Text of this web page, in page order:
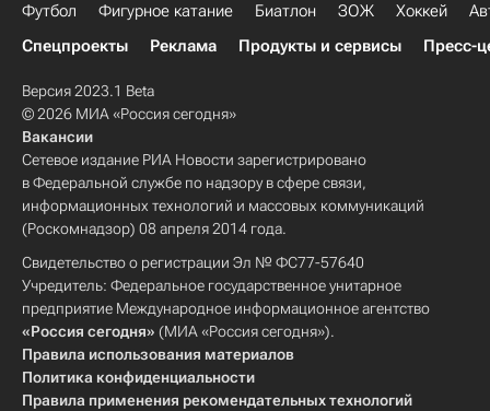
Футбол Фигурное катание Биатлон ЗОЖ Хоккей
Спецпроекты
Реклама Продукты и сервисы Пресс-
Версия 2023.1 Beta
© 2026 МИА «Россия сегодня»
Вакансии
Сетевое издание РИА Новости зарегистрировано
в Федеральной службе по надзору в сфере связи,
информационных технологий и массовых коммуникаций
(Роскомнадзор) 08 апреля 2014 года.
Свидетельство о регистрации Эл № ФС77-57640
Учредитель: Федеральное государственное унитарное
предприятие Международное информационное агентство
«Россия сегодня» (МИА «Россия сегодня»).
Правила использования материалов
Политика конфиденциальности
Правила применения рекомендательных технологий